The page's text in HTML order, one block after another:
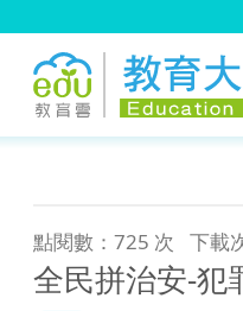
點閱數：725 次 下載
全民拼治安-犯